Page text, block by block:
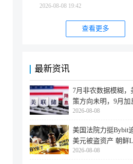
2026-08-08 19:42
查看更多
最新资讯
7月非农数据模糊，
策方向未明，9月加
取决于
2026-08-08
美国法院力挺Bybit
美元被盗资产 朝鲜
客洗
2026-08-08